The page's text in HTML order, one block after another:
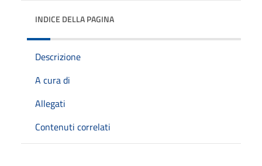
INDICE DELLA PAGINA
Descrizione
A cura di
Allegati
Contenuti correlati